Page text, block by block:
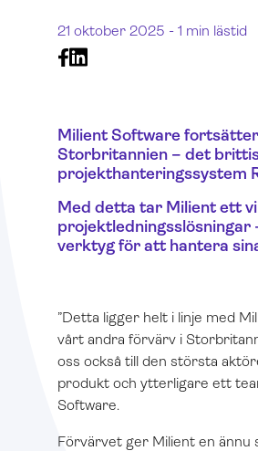
21 oktober 2025 - 1 min lästid
Milient Software
Storbritannien – det
projekthanteringssystem
Med detta tar Milient ett
verktyg för att hantera
”Detta ligger helt i linje med
vårt andra förvärv i
oss också till den största
produkt och ytterligare ett
Software.
Förvärvet ger Milient en ännu